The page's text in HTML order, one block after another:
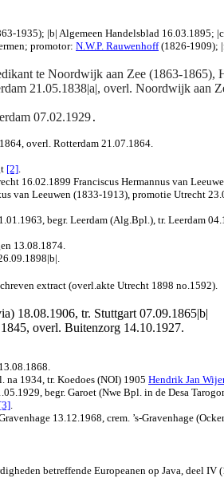
1935); |b| Algemeen Handelsblad
promotor: N.W.P. Rauwenhoff(1826-1909);
te Noordwijk aan Zee (1863-1865),
21.05.1838|a|, overl. Noordwijk
07.02.1929 .
overl. Rotterdam 21.07.1864.
[2].
16.02.1899 Franciscus Hermannus van
van Leeuwen (1833-1913), promotie Utrecht
begr. Leerdam (Alg.Bpl.), tr. Leerdam
13.08.1874.
extract (overl.akte Utrecht 1898 no.1592).
18.08.1906, tr. Stuttgart 07.09.1865|b|
overl. Buitenzorg 14.10.1927.
na 1934, tr. Koedoes (NOI) 1905 Hendrik Jan
begr. Garoet (Nwe Bpl. in de Desa
[3].
13.12.1968, crem. ’s-Gravenhage
betreffende Europeanen op Java, deel